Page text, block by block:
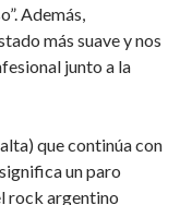
Además,
más suave y nos
junto a la
que continúa con
significa un paro
rock argentino